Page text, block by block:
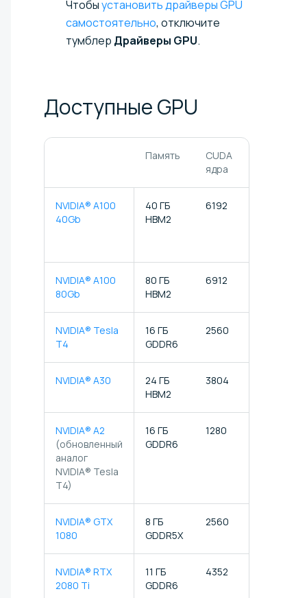
Чтобыустановить драйверы GPU
самостоятельно, отключите
тумблер Драйверы GPU.
ДоступныеGPU
Память
CUDA
ядра
NVIDIA® A100
40Gb
40 ГБ
HBM2
6192
NVIDIA® A100
80Gb
80 ГБ
HBM2
6912
NVIDIA® Tesla
T4
16 ГБ
GDDR6
2560
NVIDIA® A30
24 ГБ
HBM2
3804
NVIDIA® A2
(обновленный
аналог
NVIDIA® Tesla
T4)
16 ГБ
GDDR6
1280
NVIDIA® GTX
1080
8 ГБ
GDDR5X
2560
NVIDIA® RTX
2080 Ti
11 ГБ
GDDR6
4352